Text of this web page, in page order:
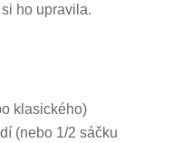
ho upravila.
klasického)
(nebo 1/2 sáčku